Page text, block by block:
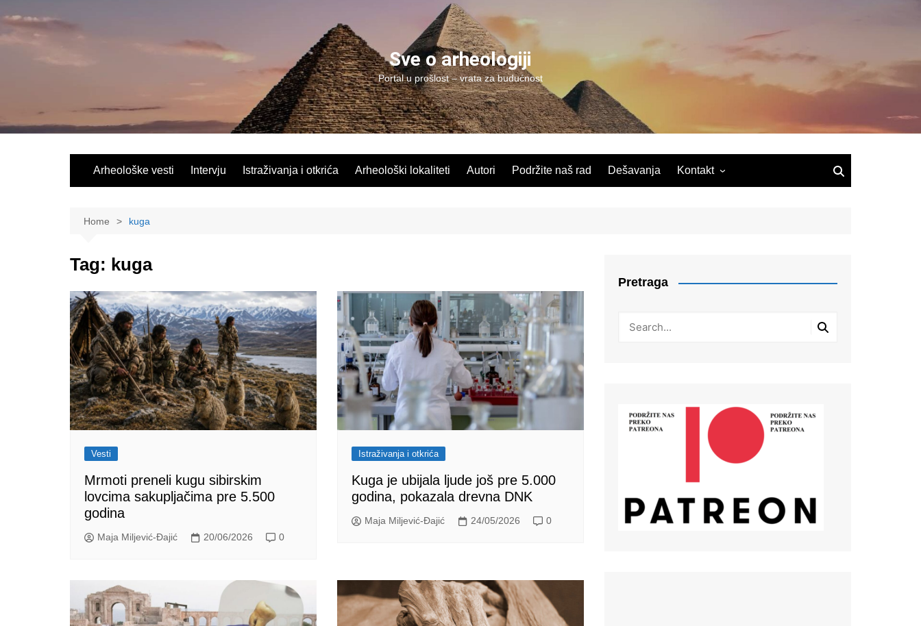
Sve o arheologiji
Portal u prošlost – vrata za budućnost
Arheološke vesti Intervju Istraživanja i otkrića Arheološki lokaliteti Autori Podržite naš rad Dešavanja Kontakt
Home kuga
Tag: kuga
Vesti
Mrmoti preneli kugu sibirskim
lovcima sakupljačima pre 5.500
godina
Maja Miljević-Đajić 20/06/2026 0
Istraživanja i otkrića
Kuga je ubijala ljude još pre 5.000
godina, pokazala drevna DNK
Maja Miljević-Đajić 24/05/2026 0
Pretraga